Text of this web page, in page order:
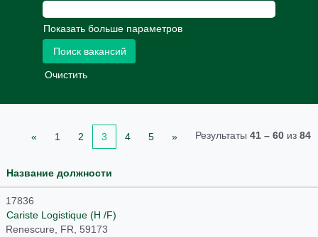
Показать больше параметров
Очистить
Результаты 41 – 60 из 84
« 1 2 3 4 5 »
Название должности
17836
Cariste Logistique (H /F)
Renescure, FR, 59173